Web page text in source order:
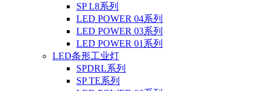
SP L8系列
LED POWER 04系列
LED POWER 03系列
LED POWER 01系列
LED条形工业灯
SPDRL系列
SP TE系列